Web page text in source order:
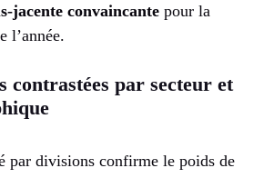
jacente convaincante pour la
l’année.
contrastées par secteur et
par divisions confirme le poids de